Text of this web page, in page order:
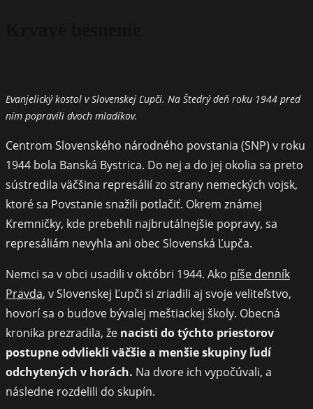
Evanjelický kostol v Slovenskej Ľupči. Na Štedrý deň roku 1944 pred
ním popravili dvoch mladíkov.
Centrom Slovenského národného povstania (SNP) v roku
1944 bola Banská Bystrica. Do nej a do jej okolia sa preto
sústredila väčšina represálií zo strany nemeckých vojsk,
ktoré sa Povstanie snažili potlačiť. Okrem známej
Kremničky, kde prebehli najbrutálnejšie popravy, sa
represáliám nevyhla ani obec Slovenská Ľupča.
Nemci sa v obci usadili v októbri 1944. Ako píše denník
Pravda, v Slovenskej Ľupči si zriadili aj svoje veliteľstvo,
hovorí sa o budove bývalej meštiackej školy. Obecná
kronika prezradila, že nacisti do týchto priestorov
postupne odvliekli väčšie a menšie skupiny ľudí
odchytených v horách. Na dvore ich vypočúvali, a
následne rozdelili do skupín.